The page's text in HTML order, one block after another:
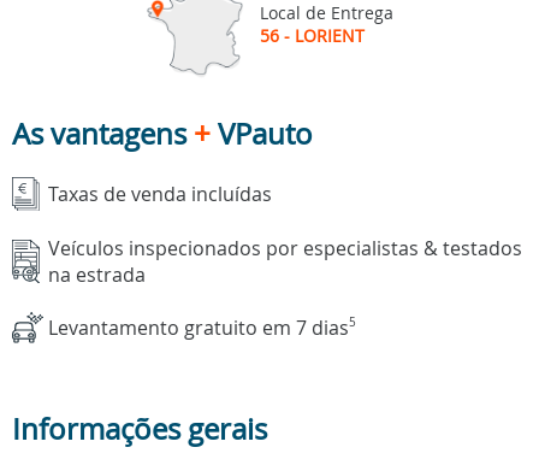
Local de Entrega
56 - LORIENT
As vantagens+VPauto
Taxas de venda incluídas
Veículos inspecionados por especialistas & testados
na estrada
Levantamento gratuito em 7 dias5
Informações gerais